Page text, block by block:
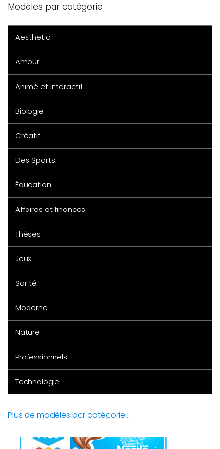
Modèles par catégorie
Aesthetic
Amour
Animé et interactif
Biologie
Créatif
Des Sports
Éducation
Affaires et finances
Thèses
Jeux
Santé
Moderne
Nature
Professionnels
Technologie
Plus de modèles par catégorie...